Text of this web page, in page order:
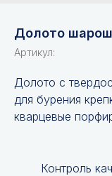
Долото
Артикул:
Долото с
для бурения
кварцевые
Контроль